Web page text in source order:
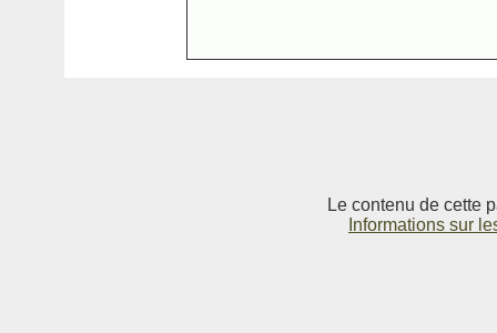
Le contenu de cette
Informations sur